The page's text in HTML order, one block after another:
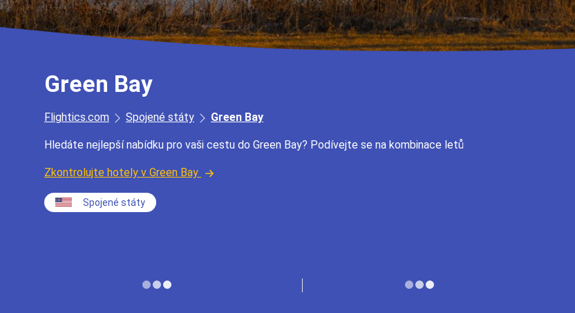
Green Bay
Flightics.com Spojené státy Green Bay
Hledáte nejlepší nabídku pro vaši cestu do Green Bay? Podívejte se na kombinace letů
Zkontrolujte hotely v Green Bay
Spojené státy